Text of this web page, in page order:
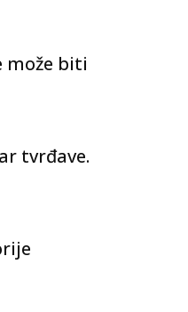
može biti
tvrđave.